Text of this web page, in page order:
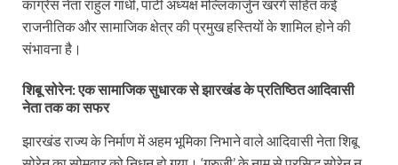
कांग्रेस नेता राहुल गांधी, पार्टी अध्यक्ष मल्लिकार्जुन खरगे सहित कई
राजनीतिक और सामाजिक क्षेत्र की प्रमुख हस्तियों के शामिल होने की
संभावना है।
शिबू सोरेन: एक सामाजिक सुधारक से झारखंड के प्रतिष्ठित आदिवासी
नेता तक का सफर
झारखंड राज्य के निर्माण में अहम भूमिका निभाने वाले आदिवासी नेता शिबू